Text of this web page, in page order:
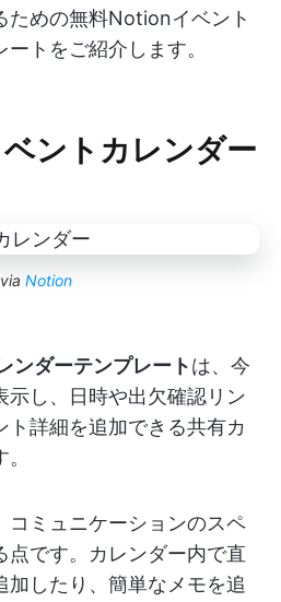
ための無料Notionイベント
トをご紹介します。
ントカレンダー
via Notion
ンダーテンプレートは、今
示し、日時や出欠確認リン
ト詳細を追加できる共有カ
コミュニケーションのスペ
点です。カレンダー内で直
加したり、簡単なメモを追